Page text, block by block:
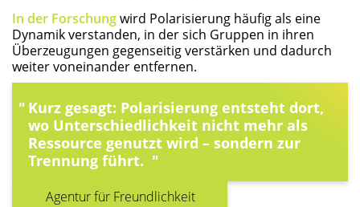
In der For­schungwird Pola­ri­sie­rung häu­fig als eine
Dyna­mik ver­stan­den, in der sich Grup­pen in ihren
Über­zeu­gun­gen gegen­sei­tig ver­stär­ken und dadurch
wei­ter von­ein­an­der entfernen.
Kurz gesagt: Pola­ri­sie­rung ent­steht dort,
wo Unter­schied­lich­keit nicht mehr als
Res­sour­ce genutzt wird – son­dern zur
Tren­nung führt.
Agen­tur für Freundlichkeit